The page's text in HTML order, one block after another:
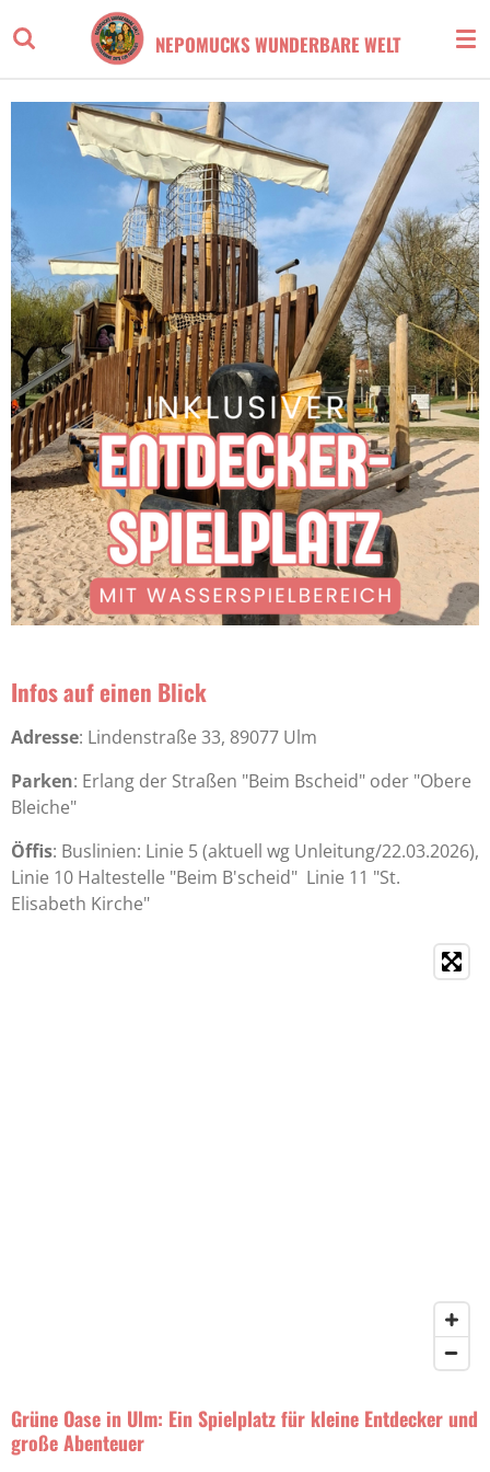
Hauptinhalt
NEPOMUCKS WUNDERBARE WELT
Infos auf einen Blick
Adresse: Lindenstraße 33, 89077 Ulm
Parken: Erlang der Straßen "Beim Bscheid" oder "Obere
Bleiche"
Öffis: Buslinien: Linie 5 (aktuell wg Unleitung/22.03.2026),
Linie 10 Haltestelle "Beim B'scheid" Linie 11 "St.
Elisabeth Kirche"
Grüne Oase in Ulm: Ein Spielplatz für kleine Entdecker und
große Abenteuer